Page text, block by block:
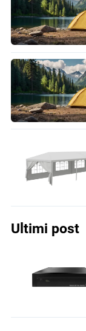
Lilyana McCall
mondo del
tempo libero.
vanta una
dei prodotti e
esistenti nel
Ultimi post